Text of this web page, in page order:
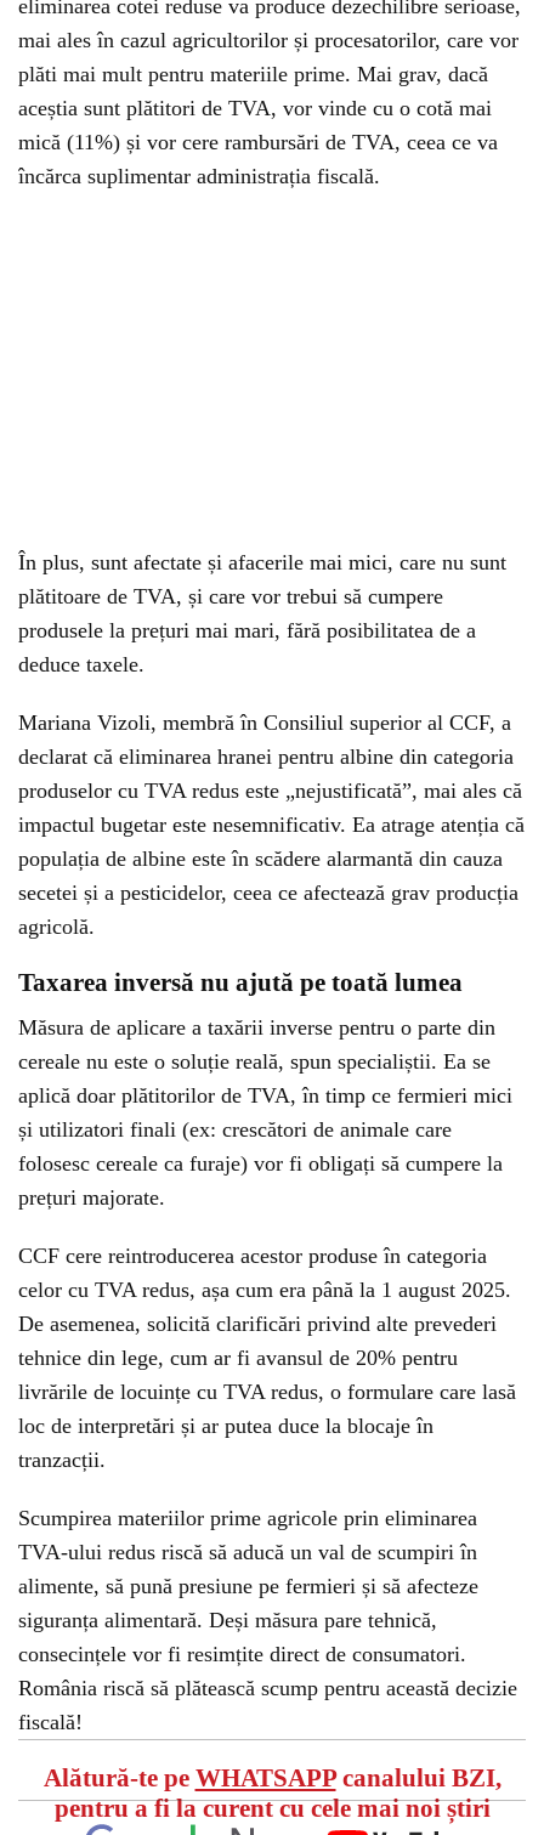
eliminarea cotei reduse va produce dezechilibre serioase,
mai ales în cazul agricultorilor și procesatorilor, care vor
plăti mai mult pentru materiile prime. Mai grav, dacă
aceștia sunt plătitori de TVA, vor vinde cu o cotă mai
mică (11%) și vor cere rambursări de TVA, ceea ce va
încărca suplimentar administrația fiscală.
În plus, sunt afectate și afacerile mai mici, care nu sunt
plătitoare de TVA, și care vor trebui să cumpere
produsele la prețuri mai mari, fără posibilitatea de a
deduce taxele.
Mariana Vizoli, membră în Consiliul superior al CCF, a
declarat că eliminarea hranei pentru albine din categoria
produselor cu TVA redus este „nejustificată”, mai ales că
impactul bugetar este nesemnificativ. Ea atrage atenția că
populația de albine este în scădere alarmantă din cauza
secetei și a pesticidelor, ceea ce afectează grav producția
agricolă.
Taxarea inversă nu ajută pe toată lumea
Măsura de aplicare a taxării inverse pentru o parte din
cereale nu este o soluție reală, spun specialiștii. Ea se
aplică doar plătitorilor de TVA, în timp ce fermieri mici
și utilizatori finali (ex: crescători de animale care
folosesc cereale ca furaje) vor fi obligați să cumpere la
prețuri majorate.
CCF cere reintroducerea acestor produse în categoria
celor cu TVA redus, așa cum era până la 1 august 2025.
De asemenea, solicită clarificări privind alte prevederi
tehnice din lege, cum ar fi avansul de 20% pentru
livrările de locuințe cu TVA redus, o formulare care lasă
loc de interpretări și ar putea duce la blocaje în
tranzacții.
Scumpirea materiilor prime agricole prin eliminarea
TVA-ului redus riscă să aducă un val de scumpiri în
alimente, să pună presiune pe fermieri și să afecteze
siguranța alimentară. Deși măsura pare tehnică,
consecințele vor fi resimțite direct de consumatori.
România riscă să plătească scump pentru această decizie
fiscală!
Alătură-te pe WHATSAPPcanalului BZI,
pentru a fi la curent cu cele mai noi știri